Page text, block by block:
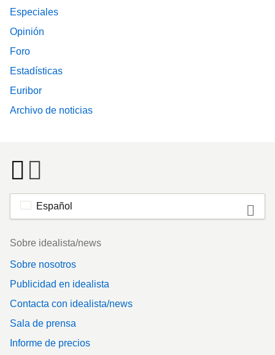
Especiales
Opinión
Foro
Estadísticas
Euribor
Archivo de noticias
Español
Footer
Sobre idealista/news
Sobre nosotros
Publicidad en idealista
Contacta con idealista/news
Sala de prensa
Informe de precios